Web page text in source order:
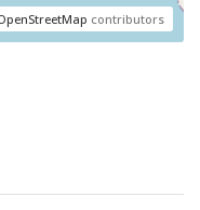
contributors